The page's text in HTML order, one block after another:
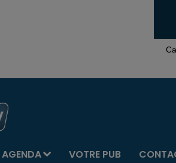
AGENDA VOTRE PUB